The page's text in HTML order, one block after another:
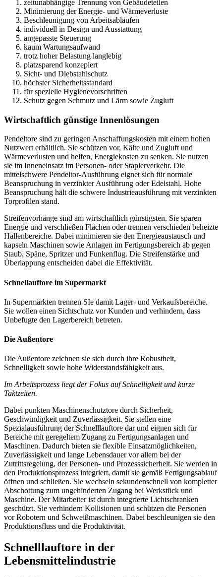
zeitunabhängige Trennung von Gebäudeteilen
Minimierung der Energie- und Wärmeverluste
Beschleunigung von Arbeitsabläufen
individuell in Design und Ausstattung
angepasste Steuerung
kaum Wartungsaufwand
trotz hoher Belastung langlebig
platzsparend konzepiert
Sicht- und Diebstahlschutz
höchster Sicherheitsstandard
für spezielle Hygienevorschriften
Schutz gegen Schmutz und Lärm sowie Zugluft
Wirtschaftlich günstige Innenlösungen
Pendeltore sind zu geringen Anschaffungskosten mit einem hohen
Nutzwert erhältlich. Sie schützen vor, Kälte und Zugluft und
Wärmeverlusten und helfen, Energiekosten zu senken. Sie nutzen
sie im Inneneinsatz im Personen- oder Staplerverkehr. Die
mittelschwere Pendeltor-Ausführung eignet sich für normale
Beanspruchung in verzinkter Ausführung oder Edelstahl. Hohe
Beanspruchung hält die schwere Industrieausführung mit verzinkten
Torprofilen stand.
Streifenvorhänge sind am wirtschaftlich günstigsten. Sie sparen
Energie und verschließen Flächen oder trennen verschieden beheizte
Hallenbereiche. Dabei minimieren sie den Energieaustausch und
kapseln Maschinen sowie Anlagen im Fertigungsbereich ab gegen
Staub, Späne, Spritzer und Funkenflug. Die Streifenstärke und
Überlappung entscheiden dabei die Effektivität.
Schnellauftore im Supermarkt
In Supermärkten trennen SIe damit Lager- und Verkaufsbereiche.
Sie wollen einen Sichtschutz vor Kunden und verhindern, dass
Unbefugte den Lagerbereich betreten.
Die Außentore
Die Außentore zeichnen sie sich durch ihre Robustheit,
Schnelligkeit sowie hohe Widerstandsfähigkeit aus.
Im Arbeitsprozess liegt der Fokus auf Schnelligkeit und kurze
Taktzeiten.
Dabei punkten Maschinenschutztore durch Sicherheit,
Geschwindigkeit und Zuverlässigkeit. Sie stellen eine
Spezialausführung der Schnelllauftore dar und eignen sich für
Bereiche mit geregeltem Zugang zu Fertigungsanlagen und
Maschinen. Dadurch bieten sie flexible Einsatzmöglichkeiten,
Zuverlässigkeit und lange Lebensdauer vor allem bei der
Zutrittsregelung, der Personen- und Prozesssicherheit. Sie werden in
den Produktionsprozess integriert, damit sie gemäß Fertigungsablauf
öffnen und schließen. Sie wechseln sekundenschnell von kompletter
Abschottung zum ungehinderten Zugang bei Werkstück und
Maschine. Der Mitarbeiter ist durch integrierte Lichtschranken
geschützt. Sie verhindern Kollisionen und schützen die Personen
vor Robotern und Schweißmaschinen. Dabei beschleunigen sie den
Produktionsfluss und die Produktivität.
Schnelllauftore in der
Lebensmittelindustrie